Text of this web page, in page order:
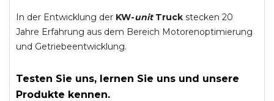
In der Entwicklung der KW-unitTruck stecken 20
Jahre Erfahrung aus dem Bereich Motorenoptimierung
und Getriebeentwicklung.
Testen Sie uns, lernen Sie uns und unsere
Produkte kennen.